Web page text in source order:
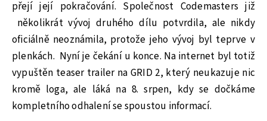
přejí její pokračování. Společnost Codemasters již
několikrát vývoj druhého dílu potvrdila, ale nikdy
oficiálně neoznámila, protože jeho vývoj byl teprve v
plenkách. Nyní je čekání u konce. Na internet byl totiž
vypuštěn teaser trailer na GRID 2, který neukazuje nic
kromě loga, ale láká na 8. srpen, kdy se dočkáme
kompletního odhalení se spoustou informací.